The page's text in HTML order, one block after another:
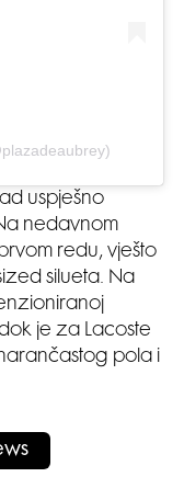
uspješno
nedavnom
redu, vješto
silueta. Na
je za Lacoste
pola i